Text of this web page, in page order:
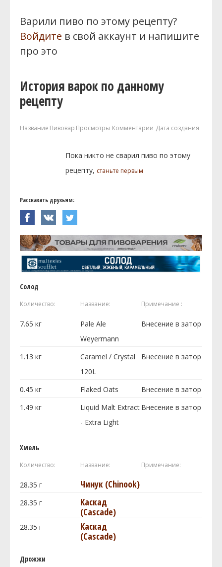
Варили пиво по этому рецепту?
Войдите в свой аккаунт и напишите
про это
История варок по данному
рецепту
Название Пивовар Просмотры Комментарии Дата создания
Пока никто не сварил пиво по этому
рецепту, станьте первым
Рассказать друзьям:
Солод
Количество: Название: Примечание :
7.65 кг
Pale Ale
Weyermann
Внесение в затор
1.13 кг
Caramel / Crystal
120L
Внесение в затор
0.45 кг Flaked Oats
Внесение в затор
1.49 кг
Liquid Malt Extract
- Extra Light
Внесение в затор
Хмель
Количество: Название: Примечание:
28.35 г Чинук (Chinook)
28.35 г
Каскад
(Cascade)
28.35 г
Каскад
(Cascade)
Дрожжи